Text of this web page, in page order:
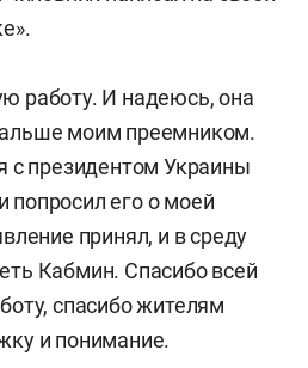
работу. И надеюсь, она
моим преемником.
с президентом Украины
его о моей
принял, и в среду
Кабмин. Спасибо всей
спасибо жителям
и понимание.